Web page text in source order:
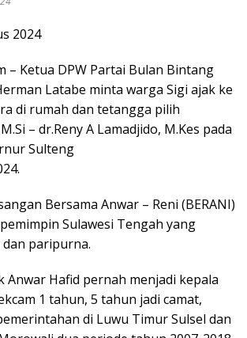
2024
– Ketua DPW Partai Bulan Bintang
Latabe minta warga Sigi ajak ke
di rumah dan tetangga pilih
– dr.Reny A Lamadjido, M.Kes pada
Sulteng
Bersama Anwar – Reni (BERANI)
Sulawesi Tengah yang
paripurna.
Anwar Hafid pernah menjadi kepala
1 tahun, 5 tahun jadi camat,
di Luwu Timur Sulsel dan